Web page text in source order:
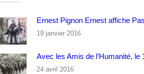
Ernest Pignon Ernest affiche
19 janvier 2016
Avec les Amis de l’Humanité, le
24 avril 2016